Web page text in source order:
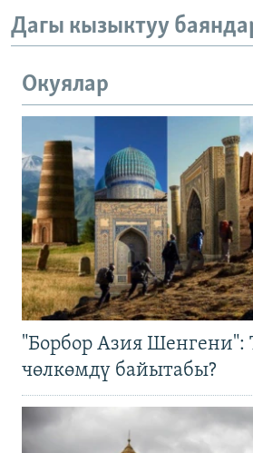
Дагы кызыктуу
Окуялар
"Борбор Азия Шенгени":
чөлкөмдү байытабы?